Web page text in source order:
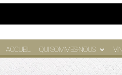
ACCUEIL QUI SOMMES-NOUS